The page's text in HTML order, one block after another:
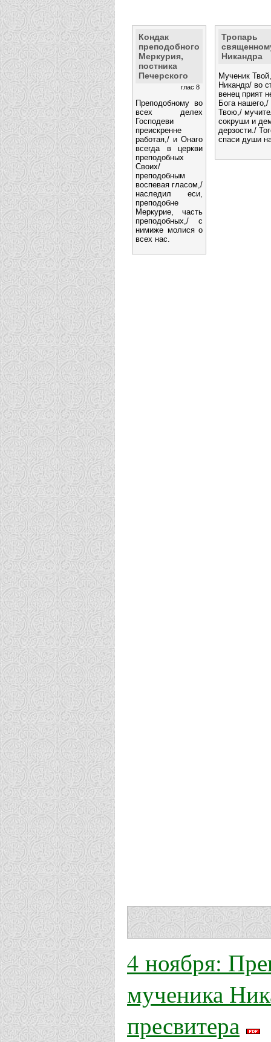
Кондак
преподобного
Меркурия,
постника
Печерского
глас 8
Преподобному во
всех делех
Господеви
преискренне
работая,/ и Онаго
всегда в церкви
преподобных
Своих/
преподобным
воспевая гласом,/
наследил еси,
преподобне
Меркурие, часть
преподобных,/ с
нимиже молися о
всех нас.
Тропарь
Никандра
Мученик
Никандр/ во
венец прият
Бога
Твою,/
сокруши и
дерзости./
спаси души
4 ноября:
мученика
пресвитера